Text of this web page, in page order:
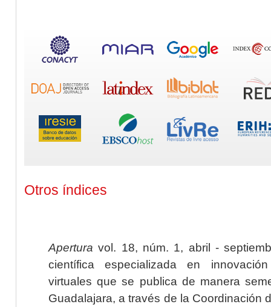
Otros índices
Apertura vol. 18, núm. 1, abril -
científica especializada en
virtuales que se publica de manera
Guadalajara, a través de la Coordinación